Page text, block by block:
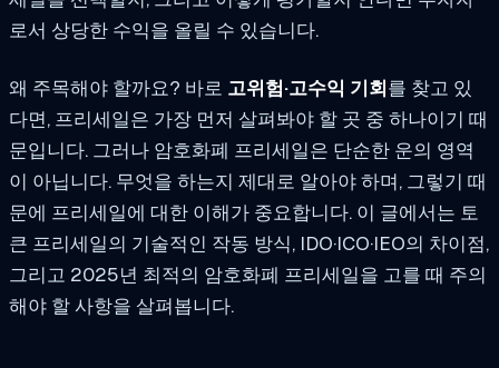
로서 상당한 수익을 올릴 수 있습니다.
왜 주목해야 할까요? 바로 고위험·고수익 기회를 찾고 있
다면, 프리세일은 가장 먼저 살펴봐야 할 곳 중 하나이기 때
문입니다. 그러나 암호화폐 프리세일은 단순한 운의 영역
이 아닙니다. 무엇을 하는지 제대로 알아야 하며, 그렇기 때
문에 프리세일에 대한 이해가 중요합니다. 이 글에서는 토
큰 프리세일의 기술적인 작동 방식, IDO·ICO·IEO의 차이점,
그리고 2025년 최적의 암호화폐 프리세일을 고를 때 주의
해야 할 사항을 살펴봅니다.